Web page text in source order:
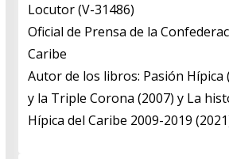
​Locutor (V-31486)
​Oficial de Prensa de la
Caribe
​Autor de los libros: Pasión Hípica
y la Triple Corona (2007) y La
Hípica del Caribe 2009-2019